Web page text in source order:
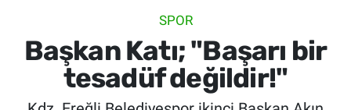
SPOR
Başkan Katı; "Başarı bir
tesadüf değildir!"
SPOR